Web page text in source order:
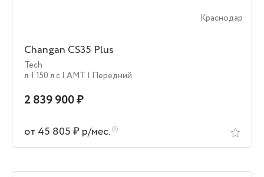
Краснодар
Changan CS35 Plus
Tech
л. | 150 л.c | AMT | Передний
2 839 900 ₽
от 45 805 ₽ р/мес.